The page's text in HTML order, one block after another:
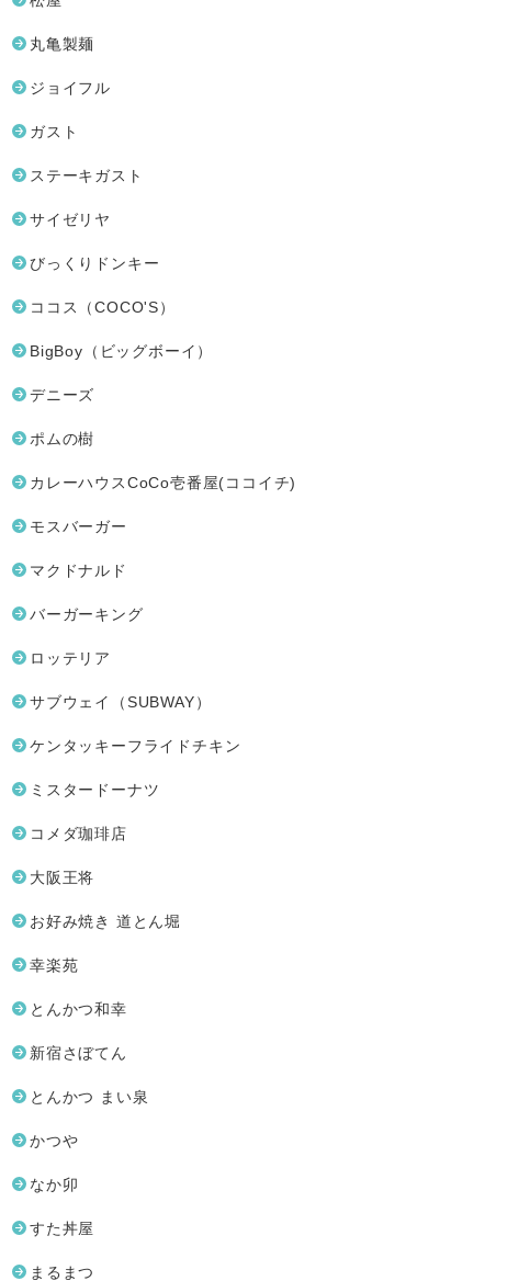
丸亀製麺
ジョイフル
ガスト
ステーキガスト
サイゼリヤ
びっくりドンキー
ココス（COCO'S）
BigBoy（ビッグボーイ）
デニーズ
ポムの樹
カレーハウスCoCo壱番屋(ココイチ)
モスバーガー
マクドナルド
バーガーキング
ロッテリア
サブウェイ（SUBWAY）
ケンタッキーフライドチキン
ミスタードーナツ
コメダ珈琲店
大阪王将
お好み焼き 道とん堀
幸楽苑
とんかつ和幸
新宿さぼてん
とんかつ まい泉
かつや
なか卯
すた丼屋
まるまつ